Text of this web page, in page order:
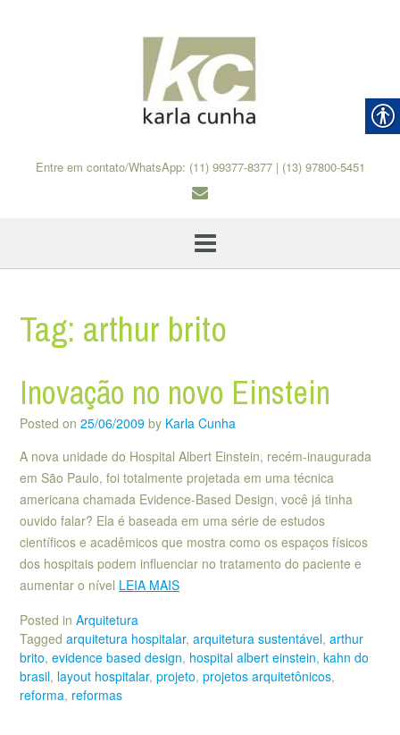
Entre em contato/WhatsApp: (11) 99377-8377 | (13) 97800-5451
Tag: arthur brito
Inovação no novo Einstein
Posted on 25/06/2009 by Karla Cunha
A nova unidade do Hospital Albert Einstein, recém-inaugurada
em São Paulo, foi totalmente projetada em uma técnica
americana chamada Evidence-Based Design, você já tinha
ouvido falar? Ela é baseada em uma série de estudos
científicos e acadêmicos que mostra como os espaços físicos
dos hospitais podem influenciar no tratamento do paciente e
aumentar o nível LEIA MAIS
Posted in Arquitetura
Tagged arquitetura hospitalar, arquitetura sustentável, arthur
brito, evidence based design, hospital albert einstein, kahn do
brasil, layout hospitalar, projeto, projetos arquitetônicos,
reforma, reformas